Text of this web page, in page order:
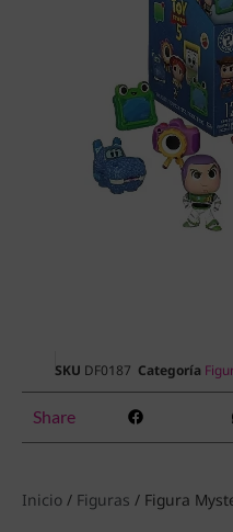
SKU DF0187 Categoría
Share
Inicio / Figuras / Figura